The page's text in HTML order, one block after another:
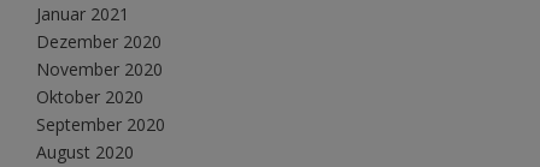
Januar 2021
Dezember 2020
November 2020
Oktober 2020
September 2020
August 2020